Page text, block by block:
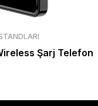
Şarj Telefon